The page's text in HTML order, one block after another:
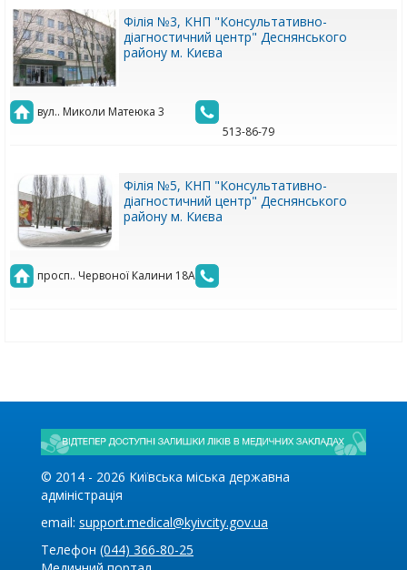
Філія №3, КНП "Консультативно-
діагностичний центр" Деснянського
району м. Києва
вул.. Миколи Матеюка 3
513-86-79
Філія №5, КНП "Консультативно-
діагностичний центр" Деснянського
району м. Києва
просп.. Червоної Калини 18А
© 2014 - 2026 Київська міська державна
адміністрація
email: support.medical@kyivcity.gov.ua
Телефон (044) 366-80-25